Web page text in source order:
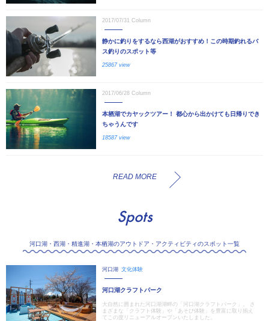
2017/07/31 Column
静かに釣りをするなら西湖がおすすめ！この時期釣れるバ
ス釣りのスポット等
25867 view
2017/06/28 Column
本栖湖でカヤックツアー！ 都心から出かけても日帰りでき
ちゃうんです
18587 view
READ MORE
Spots
河口湖・西湖・精進湖・本栖湖のアウトドア・アクティビティのスポット一覧
河口湖 文化体験
河口湖クラフトパーク
大自然に囲まれた河口湖湖畔の「河口湖クラフトパーク」。 さ
まざまな「クラフト体験」や「あそび体験」を豊富に取り揃え
てこの度リニューアルオープンいたしました。